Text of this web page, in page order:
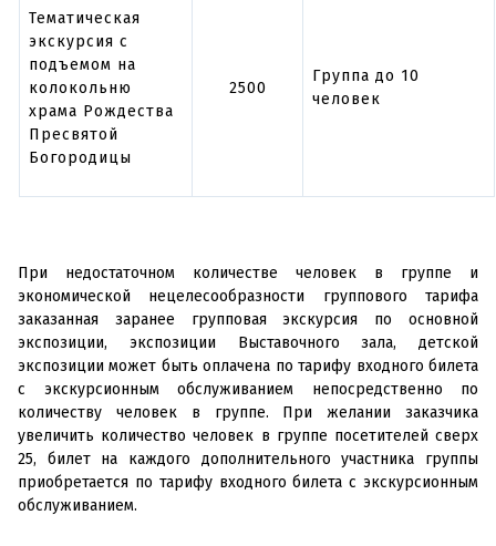
Тематическая
экскурсия с
подъемом на
колокольню
храма Рождества
Пресвятой
Богородицы
2500
Группа до 10
человек
При недостаточном количестве человек в группе и
экономической нецелесообразности группового тарифа
заказанная заранее групповая экскурсия по основной
экспозиции, экспозиции Выставочного зала, детской
экспозиции может быть оплачена по тарифу входного билета
с экскурсионным обслуживанием непосредственно по
количеству человек в группе. При желании заказчика
увеличить количество человек в группе посетителей сверх
25, билет на каждого дополнительного участника группы
приобретается по тарифу входного билета с экскурсионным
обслуживанием.